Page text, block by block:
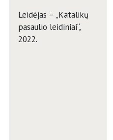
Leidėjas – „Katalikų
pasaulio leidiniai“,
2022.